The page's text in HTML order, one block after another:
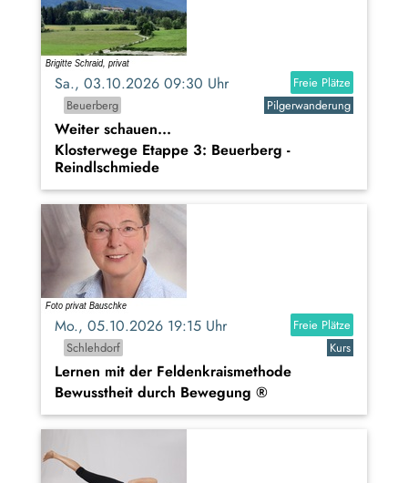
Sa., 03.10.2026 09:30 Uhr
Freie Plätze
Beuerberg
Pilgerwanderung
Weiter schauen...
Klosterwege Etappe 3: Beuerberg -
Reindlschmiede
Mo., 05.10.2026 19:15 Uhr
Freie Plätze
Schlehdorf
Kurs
Lernen mit der Feldenkraismethode
Bewusstheit durch Bewegung ®